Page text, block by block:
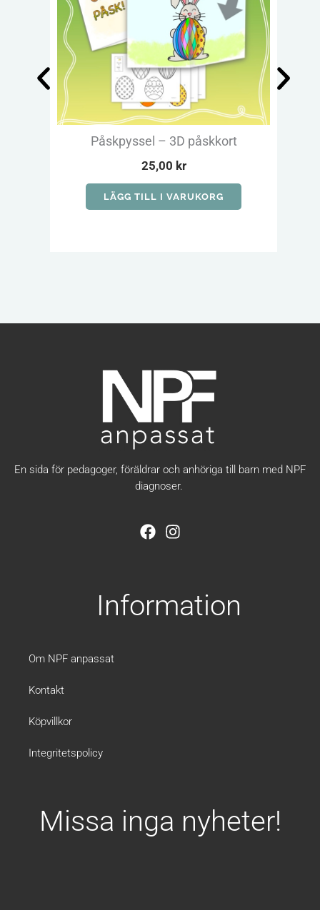
Påskpyssel – 3D påskkort
25,00 kr
LÄGG TILL I VARUKORG
En sida för pedagoger, föräldrar och anhöriga till barn med NPF
diagnoser.
F
o
I
g
Information
Om NPF anpassat
Kontakt
Köpvillkor
Integritetspolicy
Missa inga nyheter!